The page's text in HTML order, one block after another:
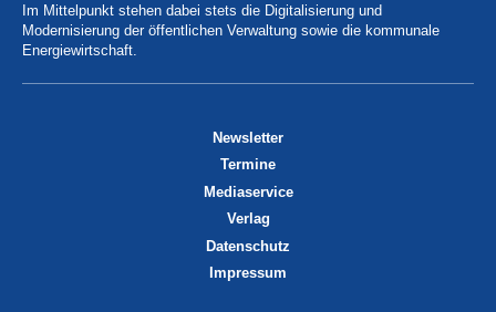
Im Mittelpunkt stehen dabei stets die Digitalisierung und
Modernisierung der öffentlichen Verwaltung sowie die kommunale
Energiewirtschaft.
Newsletter
Termine
Mediaservice
Verlag
Datenschutz
Impressum